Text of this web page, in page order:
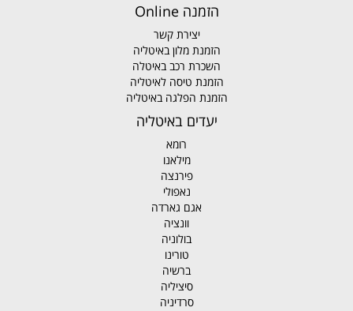
הזמנה Online
יצירת קשר
הזמנת מלון באיטליה
השכרת רכב באיטלה
הזמנת טיסה לאיטליה
הזמנת הפלגה באיטליה
יעדים באיטליה
רומא
מילאנו
פירנצה
נאפולי
אגם גארדה
וונציה
בולוניה
טורינו
ברשיה
סיציליה
סרדיניה